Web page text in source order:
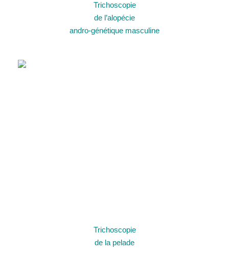
Trichoscopie
de l’alopécie
andro-génétique masculine
Trichoscopie
de la pelade